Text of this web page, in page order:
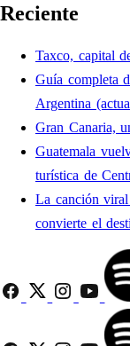
Reciente
Taxco, capital
Guía completa
Argentina
Gran Canaria,
Guatemala
turística de
La canción
convierte el